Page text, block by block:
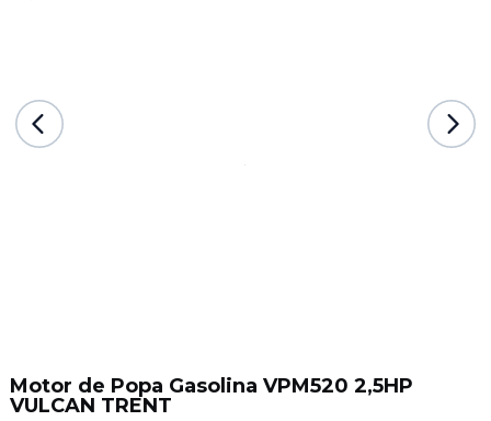
Motor de Popa Gasolina VPM520 2,5HP
VULCAN TRENT